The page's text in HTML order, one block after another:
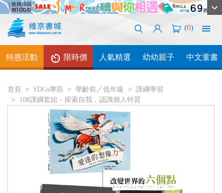
(0)
特惠活動 限時價 人氣精選 幼幼親子 中文童書
首頁 SDGs專區 學齡前／低年級
課綱學習
108課綱套組－探索自我，認識個人特質